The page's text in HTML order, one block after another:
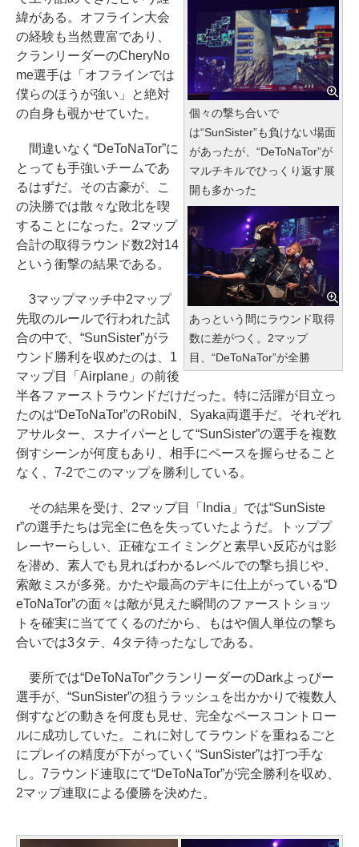
個々の撃ち合いで
は“SunSister”も負けない場面
があったが、“DeToNaTor”が
マルチキルでひっくり返す展
開も多かった
あっという間にラウンド取得
数に差がつく。2マップ
目、“DeToNaTor”が全勝
緯がある。オフライン大会
の経験も当然豊富であり、
クランリーダーのCheryNo
me選手は「オフラインでは
僕らのほうが強い」と絶対
の自身も覗かせていた。
間違いなく“DeToNaTor”に
とっても手強いチームであ
るはずだ。その古豪が、こ
の決勝では散々な敗北を喫
することになった。2マップ
合計の取得ラウンド数2対14
という衝撃の結果である。
3マップマッチ中2マップ
先取のルールで行われた試
合の中で、“SunSister”がラ
ウンド勝利を収めたのは、1
マップ目「Airplane」の前後
半各ファーストラウンドだけだった。特に活躍が目立っ
たのは“DeToNaTor”のRobiN、Syaka両選手だ。それぞれ
アサルター、スナイパーとして“SunSister”の選手を複数
倒すシーンが何度もあり、相手にペースを握らせること
なく、7-2でこのマップを勝利している。
その結果を受け、2マップ目「India」では“SunSiste
r”の選手たちは完全に色を失っていたようだ。トッププ
レーヤーらしい、正確なエイミングと素早い反応がは影
を潜め、素人でも見ればわかるレベルでの撃ち損じや、
索敵ミスが多発。かたや最高のデキに仕上がっている“D
eToNaTor”の面々は敵が見えた瞬間のファーストショッ
トを確実に当ててくるのだから、もはや個人単位の撃ち
合いでは3タテ、4タテ待ったなしである。
要所では“DeToNaTor”クランリーダーのDarkよっぴー
選手が、“SunSister”の狙うラッシュを出かかりで複数人
倒すなどの動きを何度も見せ、完全なペースコントロー
ルに成功していた。これに対してラウンドを重ねるごと
にプレイの精度が下がっていく“SunSister”は打つ手な
し。7ラウンド連取にて“DeToNaTor”が完全勝利を収め、
2マップ連取による優勝を決めた。